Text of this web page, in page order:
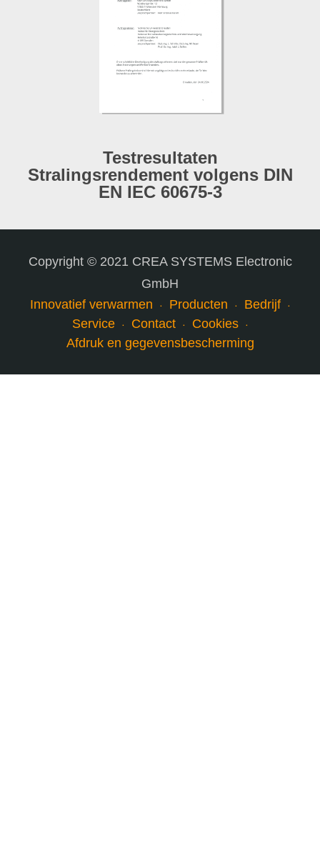
Testresultaten
Stralingsrendement volgens DIN
EN IEC 60675-3
Copyright © 2021 CREA SYSTEMS Electronic
GmbH
Innovatief verwarmen
Producten
Bedrijf
Service
Contact
Cookies
Afdruk en gegevensbescherming